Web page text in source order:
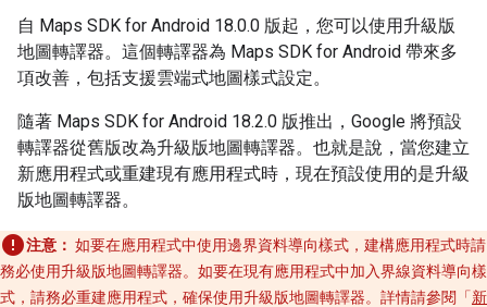
自 Maps SDK for Android 18.0.0 版起，您可以使用升級版
地圖轉譯器。這個轉譯器為 Maps SDK for Android 帶來多
項改善，包括支援雲端式地圖樣式設定。
隨著 Maps SDK for Android 18.2.0 版推出，Google 將預設
轉譯器從舊版改為升級版地圖轉譯器。也就是說，當您建立
新應用程式或重建現有應用程式時，現在預設使用的是升級
版地圖轉譯器。
注意： 如要在應用程式中使用邊界資料導向樣式，建構應用程式時請
務必使用升級版地圖轉譯器。如要在現有應用程式中加入界線資料導向樣
式，請務必重建應用程式，確保使用升級版地圖轉譯器。詳情請參閱「新